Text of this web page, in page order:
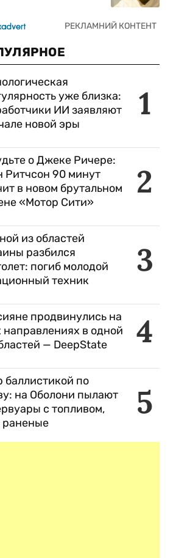
1
уже близка:
ИИ заявляют
новой эры
2
о Джеке Ричере:
Ритчсон 90 минут
в новом брутальном
«Мотор Сити»
3
из областей
разбился
погиб молодой
техник
4
продвинулись на
направлениях в одной
— DeepState
5
баллистикой по
на Оболони пылают
с топливом,
раненые